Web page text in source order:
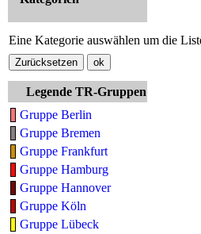
Eine Kategorie auswählen um die
Legende TR-Gruppen
Gruppe Berlin
Gruppe Bremen
Gruppe Frankfurt
Gruppe Hamburg
Gruppe Hannover
Gruppe Köln
Gruppe Lübeck